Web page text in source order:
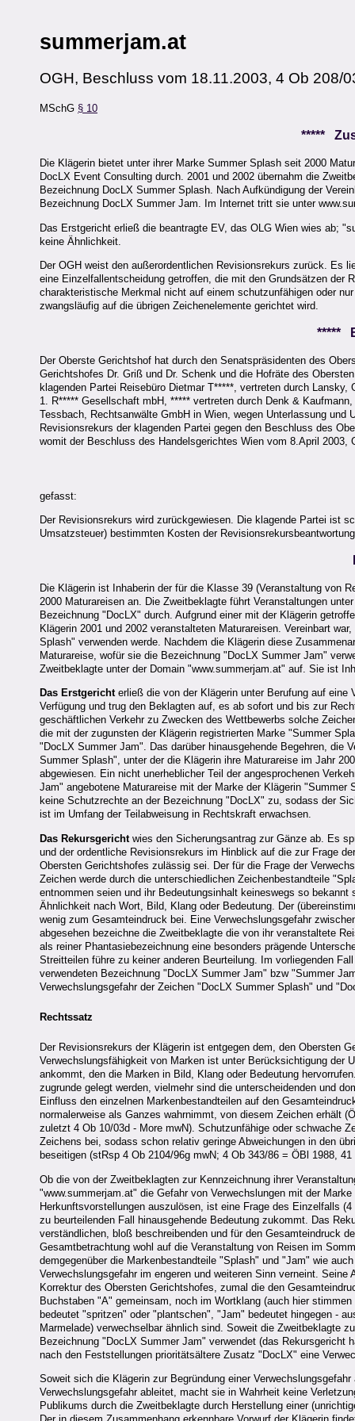
summerjam.at
OGH, Beschluss vom 18.11.2003, 4 Ob 208/
MSchG § 10
*****
Die Klägerin bietet unter ihrer Marke Summer Splash seit 2000
DocLX Event Consulting durch. 2001 und 2002 übernahm die
Bezeichnung DocLX Summer Splash. Nach Aufkündigung der
Bezeichnung DocLX Summer Jam. Im Internet tritt sie unter
Das Erstgericht erließ die beantragte EV, das OLG Wien wies ab;
keine Ähnlichkeit.
Der OGH weist den außerordentlichen Revisionsrekurs zurück. Es
eine Einzelfallentscheidung getroffen, die mit den Grundsätzen
charakteristische Merkmal nicht auf einem schutzunfähigen oder
zwangsläufig auf die übrigen Zeichenelemente gerichtet wird.
*****
Der Oberste Gerichtshof hat durch den Senatspräsidenten des
Gerichtshofes Dr. Griß und Dr. Schenk und die Hofräte des
klagenden Partei Reisebüro Dietmar T*****, vertreten durch
1. R***** Gesellschaft mbH, ***** vertreten durch Denk &
Tessbach, Rechtsanwälte GmbH in Wien, wegen Unterlassung
Revisionsrekurs der klagenden Partei gegen den Beschluss des
womit der Beschluss des Handelsgerichtes Wien vom 8.April 2003,
gefasst:
Der Revisionsrekurs wird zurückgewiesen. Die klagende Partei ist
Umsatzsteuer) bestimmten Kosten der
Die Klägerin ist Inhaberin der für die Klasse 39 (Veranstaltung von
2000 Maturareisen an. Die Zweitbeklagte führt Veranstaltungen
Bezeichnung "DocLX" durch. Aufgrund einer mit der Klägerin
Klägerin 2001 und 2002 veranstalteten Maturareisen. Vereinbart
Splash" verwenden werde. Nachdem die Klägerin diese
Maturareise, wofür sie die Bezeichnung "DocLX Summer Jam"
Zweitbeklagte unter der Domain "www.summerjam.at" auf. Sie ist
Das Erstgerichterließ die von der Klägerin unter Berufung auf eine
Verfügung und trug den Beklagten auf, es ab sofort und bis zur
geschäftlichen Verkehr zu Zwecken des Wettbewerbs solche
die mit der zugunsten der Klägerin registrierten Marke "Summer
"DocLX Summer Jam". Das darüber hinausgehende Begehren, die
Summer Splash", unter der die Klägerin ihre Maturareise im Jahr
abgewiesen. Ein nicht unerheblicher Teil der angesprochenen
Jam" angebotene Maturareise mit der Marke der Klägerin
keine Schutzrechte an der Bezeichnung "DocLX" zu, sodass der
ist im Umfang der Teilabweisung in Rechtskraft erwachsen.
Das Rekursgericht wies den Sicherungsantrag zur Gänze ab. Es
und der ordentliche Revisionsrekurs im Hinblick auf die zur Frage
Obersten Gerichtshofes zulässig sei. Der für die Frage der
Zeichen werde durch die unterschiedlichen Zeichenbestandteile
entnommen seien und ihr Bedeutungsinhalt keineswegs so
Ähnlichkeit nach Wort, Bild, Klang oder Bedeutung. Der
wenig zum Gesamteindruck bei. Eine Verwechslungsgefahr
abgesehen bezeichne die Zweitbeklagte die von ihr veranstaltete
als reiner Phantasiebezeichnung eine besonders prägende
Streitteilen führe zu keiner anderen Beurteilung. Im vorliegenden
verwendeten Bezeichnung "DocLX Summer Jam" bzw "Summer
Verwechslungsgefahr der Zeichen "DocLX Summer Splash" und
Rechtssatz
Der Revisionsrekurs der Klägerin ist entgegen dem, den Obersten
Verwechslungsfähigkeit von Marken ist unter Berücksichtigung der
ankommt, den die Marken in Bild, Klang oder Bedeutung
zugrunde gelegt werden, vielmehr sind die unterscheidenden und
Einfluss den einzelnen Markenbestandteilen auf den
normalerweise als Ganzes wahrnimmt, von diesem Zeichen erhält
zuletzt 4 Ob 10/03d - More mwN). Schutzunfähige oder schwache
Zeichens bei, sodass schon relativ geringe Abweichungen in den
beseitigen (stRsp 4 Ob 2104/96g mwN; 4 Ob 343/86 = ÖBl 1988,
Ob die von der Zweitbeklagten zur Kennzeichnung ihrer
"www.summerjam.at" die Gefahr von Verwechslungen mit der
Herkunftsvorstellungen auszulösen, ist eine Frage des Einzelfalls
zu beurteilenden Fall hinausgehende Bedeutung zukommt. Das
verständlichen, bloß beschreibenden und für den Gesamteindruck
Gesamtbetrachtung wohl auf die Veranstaltung von Reisen im
demgegenüber die Markenbestandteile "Splash" und "Jam" wie
Verwechslungsgefahr im engeren und weiteren Sinn verneint.
Korrektur des Obersten Gerichtshofes, zumal die den
Buchstaben "A" gemeinsam, noch im Wortklang (auch hier
bedeutet "spritzen" oder "plantschen", "Jam" bedeutet hingegen -
Marmelade) verwechselbar ähnlich sind. Soweit die Zweitbeklagte
Bezeichnung "DocLX Summer Jam" verwendet (das
nach den Feststellungen prioritätsältere Zusatz "DocLX" eine
Soweit sich die Klägerin zur Begründung einer
Verwechslungsgefahr ableitet, macht sie in Wahrheit keine
Publikums durch die Zweitbeklagte durch Herstellung einer